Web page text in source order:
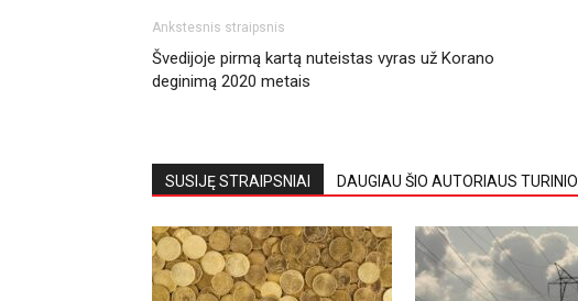
Ankstesnis straipsnis
Švedijoje pirmą kartą nuteistas vyras už Korano
deginimą 2020 metais
SUSIJĘ STRAIPSNIAI DAUGIAU ŠIO AUTORIAUS TURINIO